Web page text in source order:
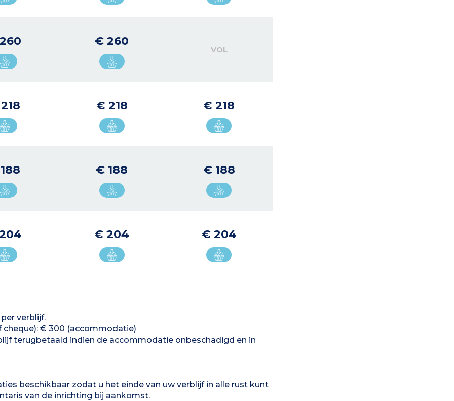
€ 260
VOL
€ 218 € 218
€ 188 € 188
€ 204 € 204
verblijf.
€ 300 (accommodatie)
terugbetaald indien de accommodatie onbeschadigd en in
beschikbaar zodat u het einde van uw verblijf in alle rust kunt
van de inrichting bij aankomst.